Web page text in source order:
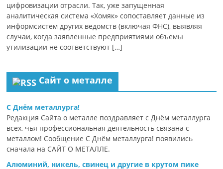
цифровизации отрасли. Так, уже запущенная
аналитическая система «Хомяк» сопоставляет данные из
информсистем других ведомств (включая ФНС), выявляя
случаи, когда заявленные предприятиями объемы
утилизации не соответствуют […]
Сайт о металле
С Днём металлурга!
Редакция Сайта о металле поздравляет с Днём металлурга
всех, чья профессиональная деятельность связана с
металлом! Сообщение С Днём металлурга! появились
сначала на САЙТ О МЕТАЛЛЕ.
Алюминий, никель, свинец и другие в крутом пике